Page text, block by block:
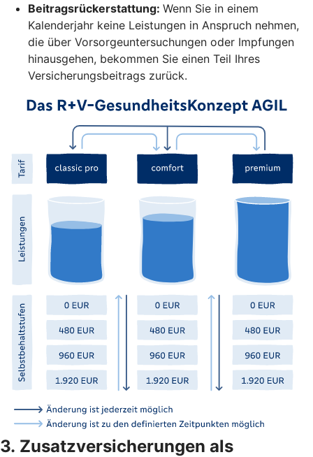
Beitragsrückerstattung: Wenn Sie in einem
Kalenderjahr keine Leistungen in Anspruch nehmen,
die über Vorsorgeuntersuchungen oder Impfungen
hinausgehen, bekommen Sie einen Teil Ihres
Versicherungsbeitrags zurück.
3. Zusatzversicherungen als